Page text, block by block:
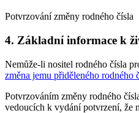
Potvrzování změny rodného čísla
4. Základní informace k
Nemůže-li nositel rodného čísla
změna jemu přiděleného rodného
Potvrzováním změny rodného
vedoucích k vydání potvrzení, že